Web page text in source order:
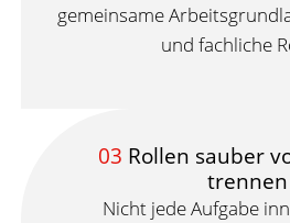
gemeinsame
und fachliche
03 Rollen sauber
trennen
Nicht jede Aufgabe